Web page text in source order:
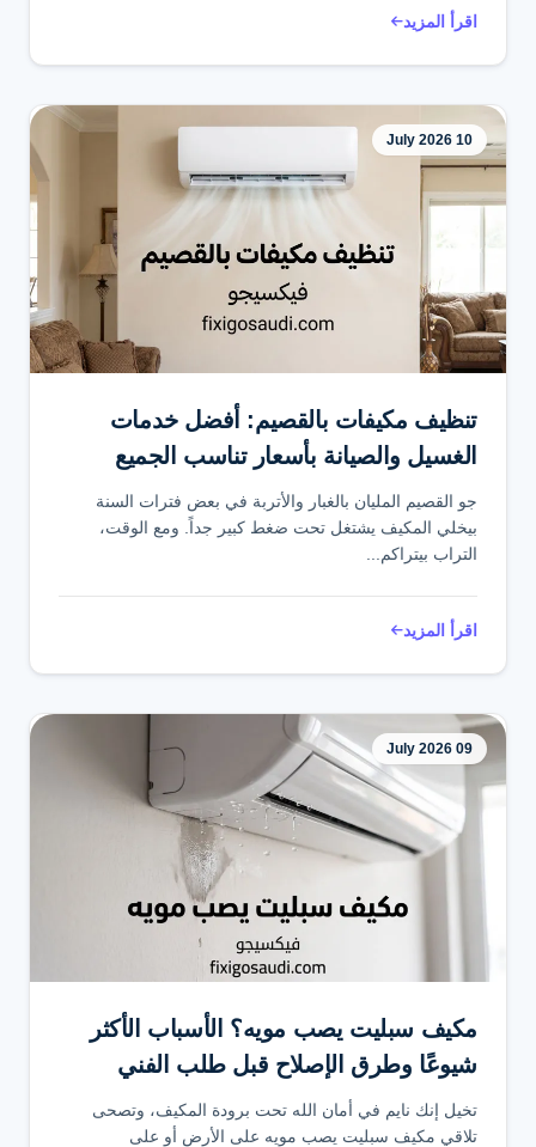
اقرأ المزيد
10 July 2026
تنظيف مكيفات بالقصيم: أفضل خدمات
الغسيل والصيانة بأسعار تناسب الجميع
جو القصيم المليان بالغبار والأتربة في بعض فترات السنة
بيخلي المكيف يشتغل تحت ضغط كبير جداً. ومع الوقت،
التراب بيتراكم...
اقرأ المزيد
09 July 2026
مكيف سبليت يصب مويه؟ الأسباب الأكثر
شيوعًا وطرق الإصلاح قبل طلب الفني
تخيل إنك نايم في أمان الله تحت برودة المكيف، وتصحى
تلاقي مكيف سبليت يصب مويه على الأرض أو على